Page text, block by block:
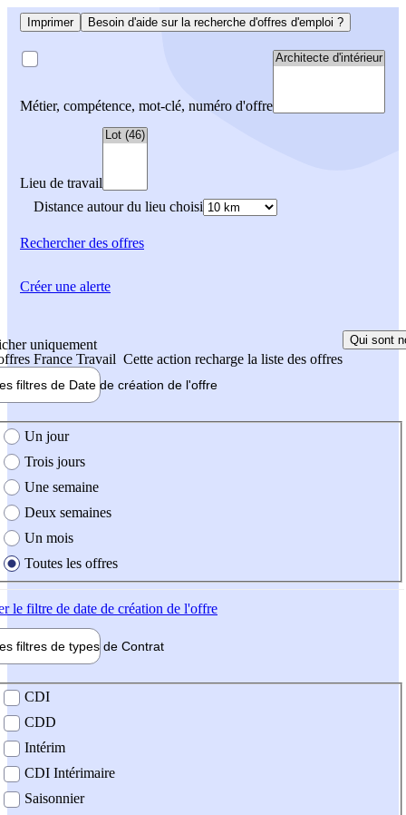
Imprimer Besoin d'aide sur la recherche d'offres d'emploi ?
Métier, compétence, mot-clé, numéro d'offre
Lieu de travail
Distance autour du lieu choisi
Rechercherdes offres
uniquement
France Travail Cette action recharge la liste des offres
Qui sont
filtres de Date de création de l'offre
création de l'offre
Un jour
Trois jours
Une semaine
Deux semaines
Un mois
Toutes les offres
le filtre de date de création de l'offre
filtres de types de Contrat
contrat
CDI
CDD
Intérim
CDI Intérimaire
Saisonnier
Créer une alerte